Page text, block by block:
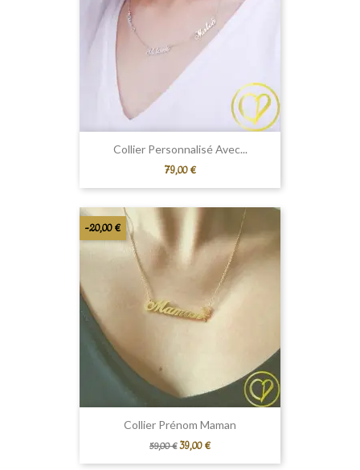
Collier Personnalisé Avec...
Prix
79,00 €
Collier Prénom Maman
Prix
de
59,00 € Prix
39,00 €
-20,00 €